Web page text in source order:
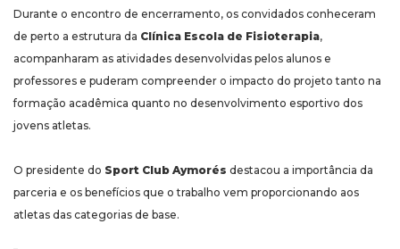
Durante o encontro de encerramento, os convidados conheceram
de perto a estrutura da Clínica Escola de Fisioterapia,
acompanharam as atividades desenvolvidas pelos alunos e
professores e puderam compreender o impacto do projeto tanto na
formação acadêmica quanto no desenvolvimento esportivo dos
jovens atletas.
O presidente do Sport Club Aymorés destacou a importância da
parceria e os benefícios que o trabalho vem proporcionando aos
atletas das categorias de base.